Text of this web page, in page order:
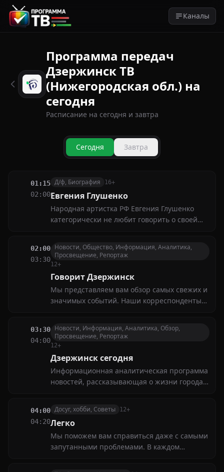
Каналы
Программа передач
Дзержинск ТВ
(Нижегородская обл.) на
сегодня
Расписание на сегодня и завтра
Сегодня Завтра
01:15
02:00
Д/ф, Биография 16+
Евгения Глушенко
Народная артистка РФ Евгения Глушенко
категорически не любит говорить о своей
актрисы датировано 2002 годом, и вот,
наконец, она нарушила обет молчания
02:00
03:30
Новости, Общество, Информация, Аналитика,
Просвещение, Репортаж
12+
Говорит Дзержинск
Мы представляем вам обзор самых свежих и
значимых событий. Наши корреспонденты
03:30
04:00
Новости, Информация, Аналитика, Обзор,
Просвещение, Репортаж
12+
Дзержинск сегодня
Информационная аналитическая программа
новостей, рассказывающая о жизни города
жизнь города, интервью на актуальные
темы, комментарии и мнения экспертов и
жителей
04:00
04:20
Досуг, хобби, Советы 12+
Легко
Мы поможем вам справиться даже с самыми
запутанными проблемами. В каждом